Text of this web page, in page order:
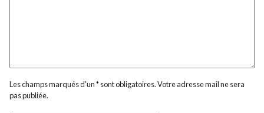
Les champs marqués d'un * sont obligatoires. Votre adresse mail ne sera
pas publiée.